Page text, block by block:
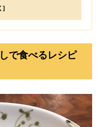
で食べるレシピ